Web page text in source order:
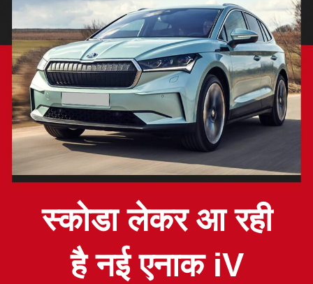
स्कोडा लेकर आ रही
है नई एनाक iV